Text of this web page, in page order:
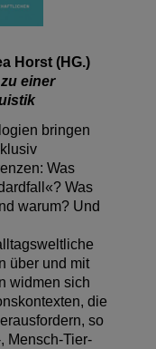
Horst (HG.)
einer
bringen
Was
Was
warum? Und
über und mit
widmen sich
die
so
Mensch-Tier-